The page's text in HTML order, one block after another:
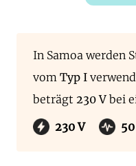
In Samoa werden
vom Typ I
beträgt 230 V bei
230 V